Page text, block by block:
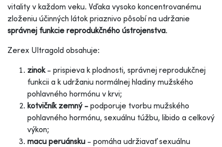
vitality v každom veku. Vďaka vysoko koncentrovanému
zloženiu účinných látok priaznivo pôsobí na udržanie
správnej funkcie reprodukčného ústrojenstva.
Zerex Ultragold obsahuje:
zinok- prispieva k plodnosti, správnej reprodukčnej
funkcii a k udržaniu normálnej hladiny mužského
pohlavného hormónu v krvi;
kotvičník zemný - podporuje tvorbu mužského
pohlavného hormónu, sexuálnu túžbu, libido a celkový
výkon;
macu peruánsku - pomáha udržiavať sexuálnu